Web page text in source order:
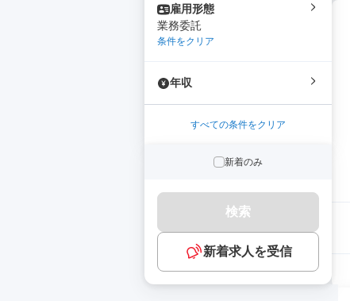
雇用形態
業務委託
条件をクリア
年収
すべての条件をクリア
新着のみ
検索
新着求人を受信